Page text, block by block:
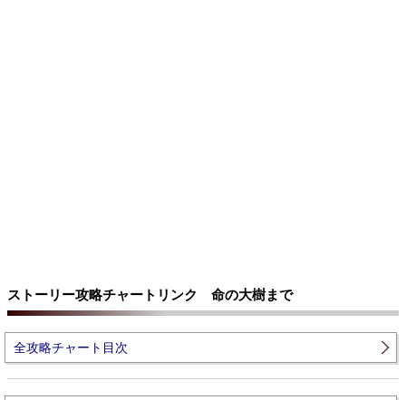
ストーリー攻略チャートリンク 命の大樹まで
全攻略チャート目次